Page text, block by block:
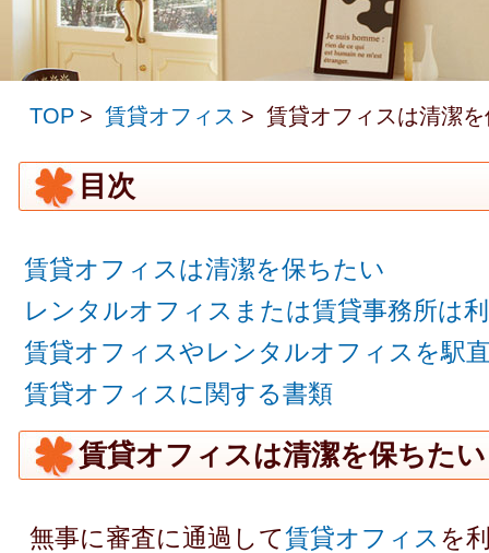
TOP 賃貸オフィス 賃貸オフィスは清潔
目次
賃貸オフィスは清潔を保ちたい
レンタルオフィスまたは賃貸事務所は
賃貸オフィスやレンタルオフィスを駅
賃貸オフィスに関する書類
賃貸オフィスは清潔を保ちたい
無事に審査に通過して賃貸オフィス を